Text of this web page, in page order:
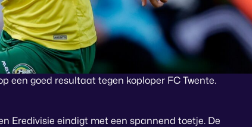
een goed resultaat tegen koploper FC Twente.
Eredivisie eindigt met een spannend toetje. De